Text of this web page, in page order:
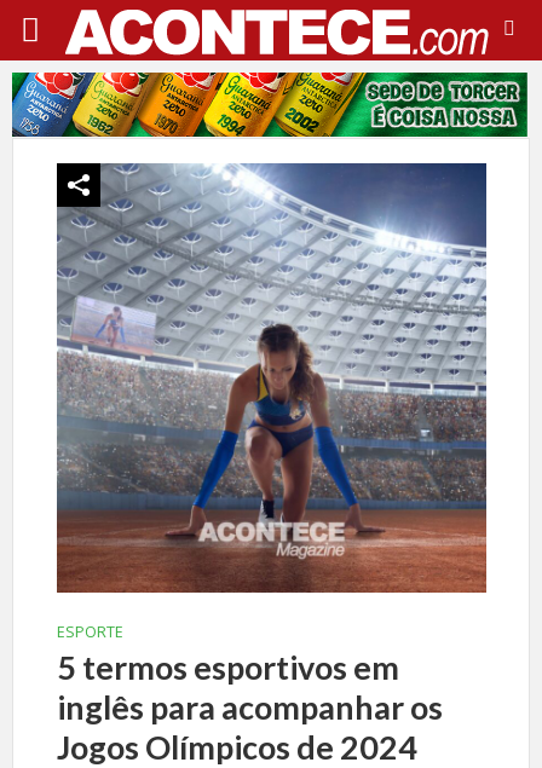
ESPORTE
5 termos esportivos em
inglês para acompanhar os
Jogos Olímpicos de 2024